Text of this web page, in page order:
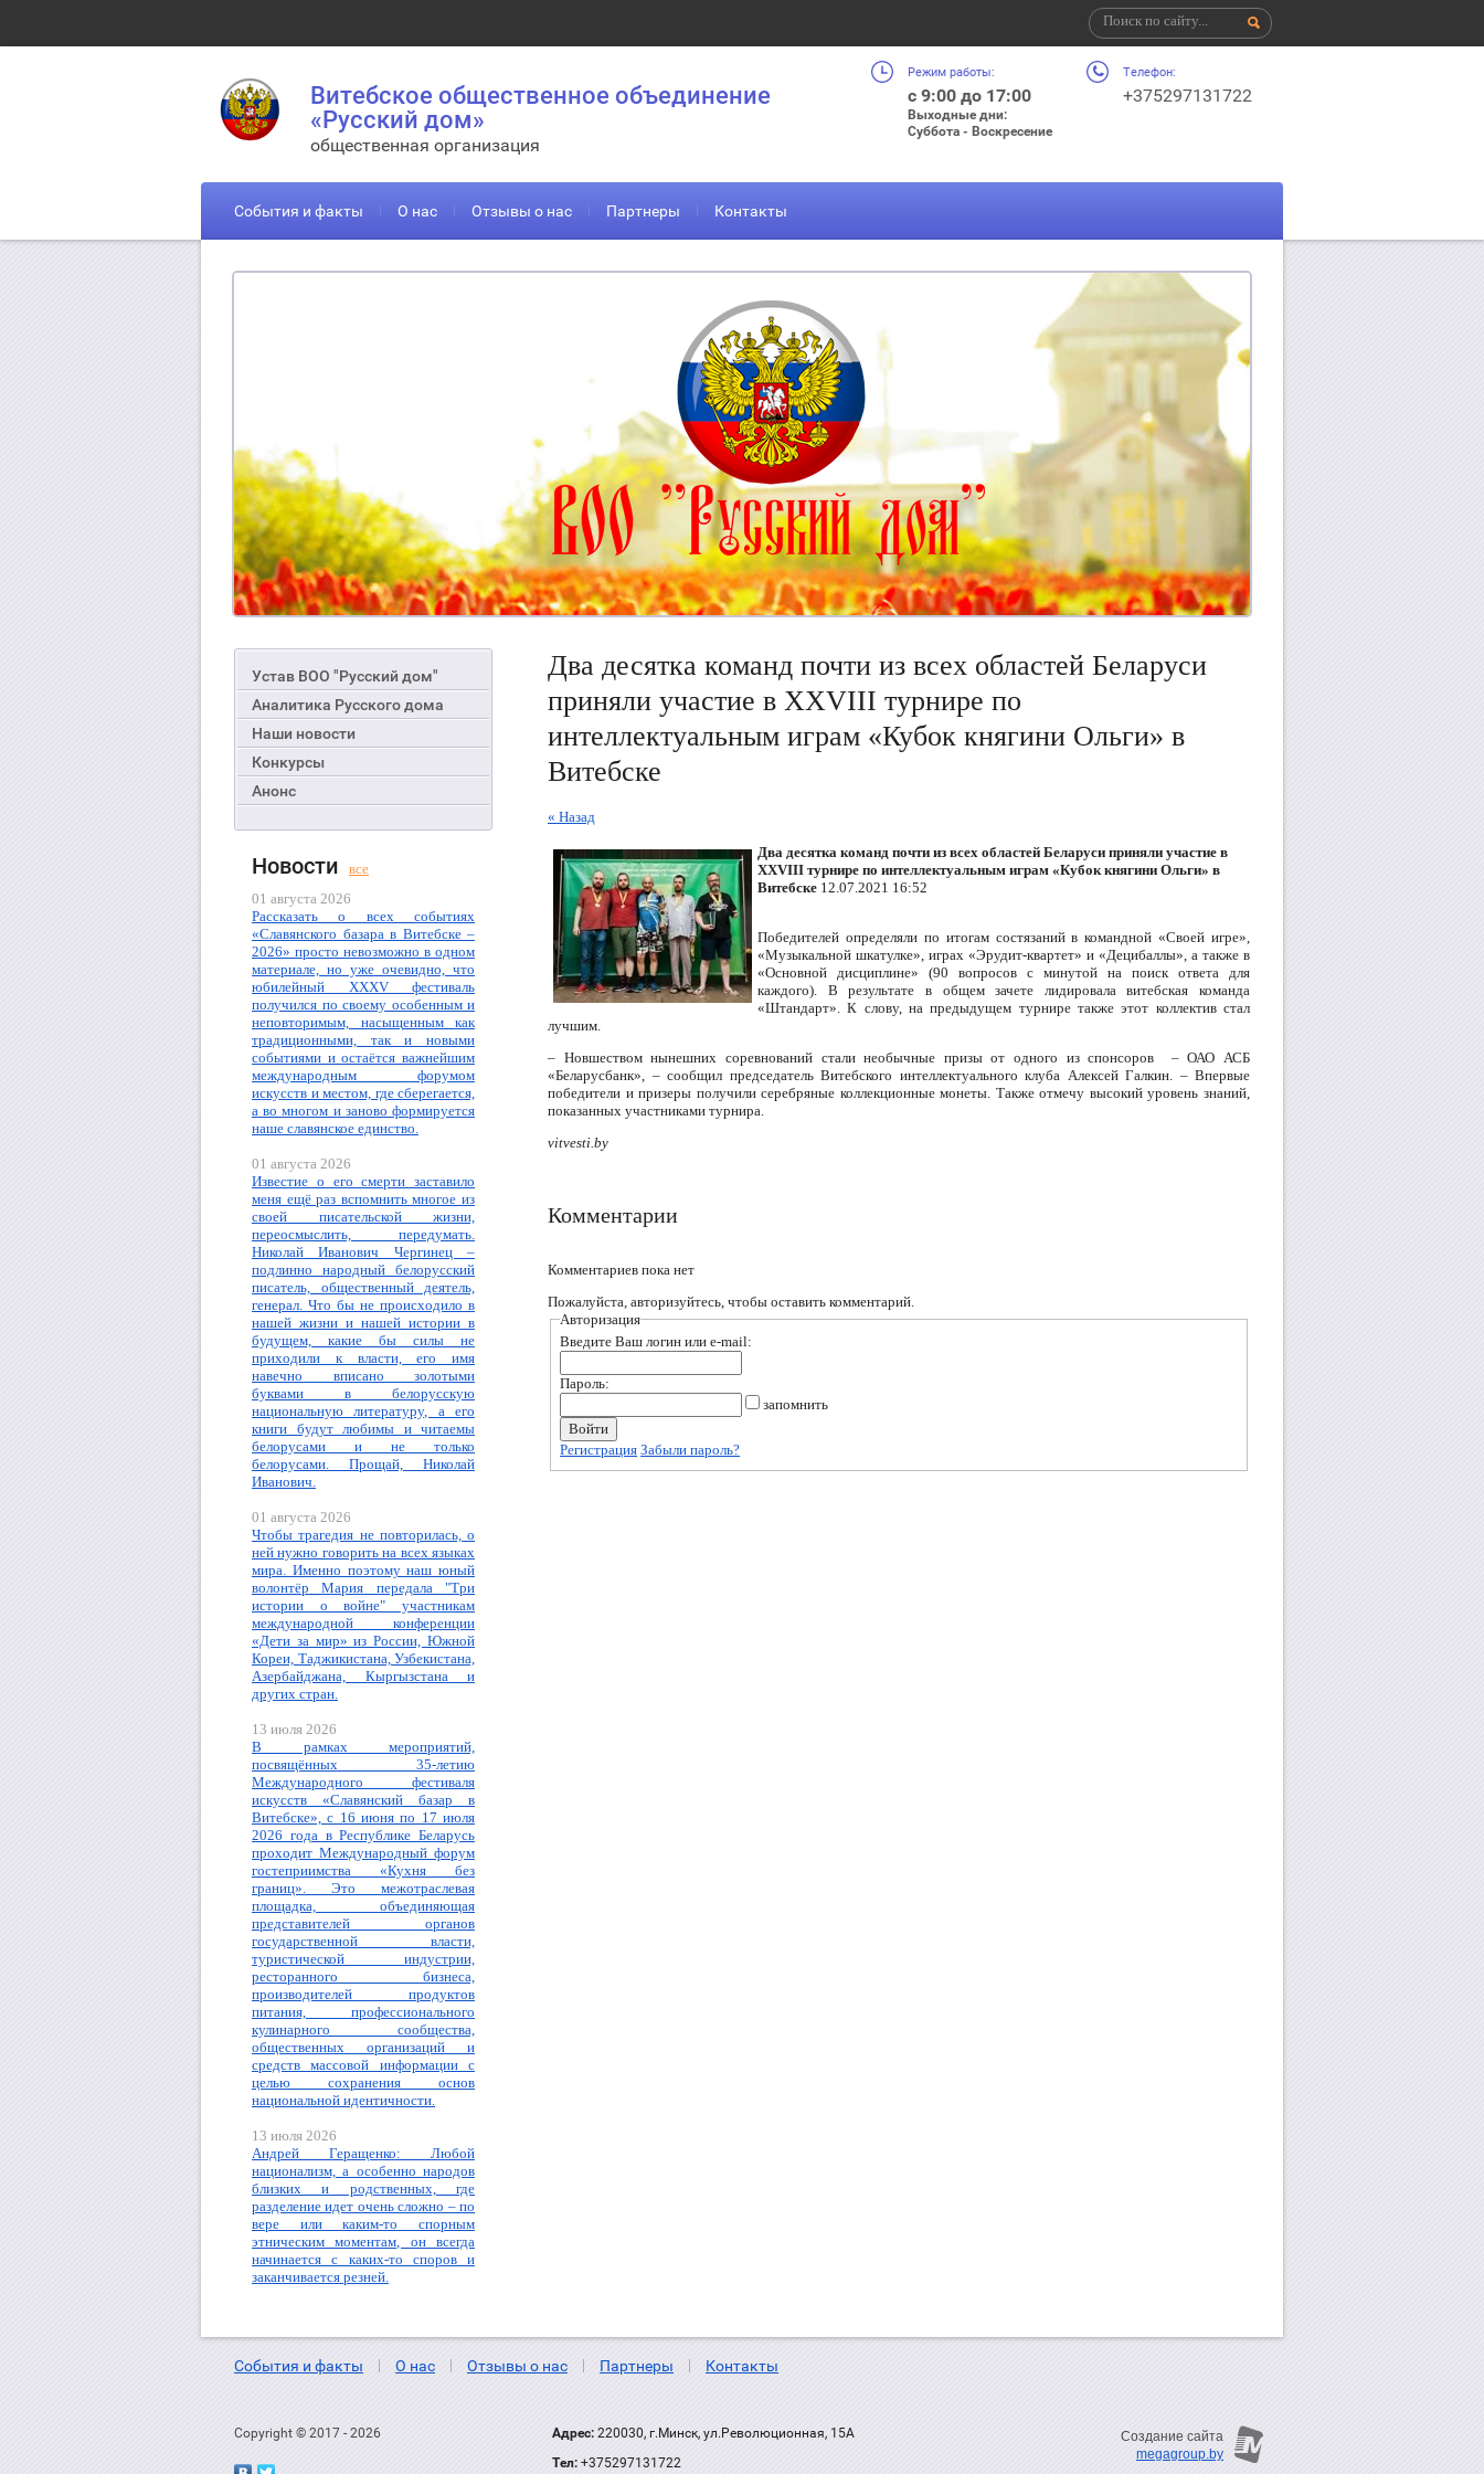
Витебское общественное объединение
«Русский дом»
общественная организация
Телефон:
+375297131722
Режим работы:
с 9:00 до 17:00
Выходные дни:
Суббота - Воскресение
События и факты О нас Отзывы о нас Партнеры Контакты
Устав ВОО "Русский дом"
Аналитика Русского дома
Наши новости
Конкурсы
Анонс
Новости
все
01 августа 2026
Рассказать о всех событиях
«Славянского базара в Витебске –
2026» просто невозможно в одном
материале, но уже очевидно, что
юбилейный XXXV фестиваль
получился по своему особенным и
неповторимым, насыщенным как
традиционными, так и новыми
событиями и остаётся важнейшим
международным форумом
искусств и местом, где сберегается,
а во многом и заново формируется
наше славянское единство.
01 августа 2026
Известие о его смерти заставило
меня ещё раз вспомнить многое из
своей писательской жизни,
переосмыслить, передумать.
Николай Иванович Чергинец –
подлинно народный белорусский
писатель, общественный деятель,
генерал. Что бы не происходило в
нашей жизни и нашей истории в
будущем, какие бы силы не
приходили к власти, его имя
навечно вписано золотыми
буквами в белорусскую
национальную литературу, а его
книги будут любимы и читаемы
белорусами и не только
белорусами. Прощай, Николай
Иванович.
01 августа 2026
Чтобы трагедия не повторилась, о
ней нужно говорить на всех языках
мира. Именно поэтому наш юный
волонтёр Мария передала "Три
истории о войне" участникам
международной конференции
«Дети за мир» из России, Южной
Кореи, Таджикистана, Узбекистана,
Азербайджана, Кыргызстана и
других стран.
13 июля 2026
В рамках мероприятий,
посвящённых 35-летию
Международного фестиваля
искусств «Славянский базар в
Витебске», с 16 июня по 17 июля
2026 года в Республике Беларусь
проходит Международный форум
гостеприимства «Кухня без
границ». Это межотраслевая
площадка, объединяющая
представителей органов
государственной власти,
туристической индустрии,
ресторанного бизнеса,
производителей продуктов
питания, профессионального
кулинарного сообщества,
общественных организаций и
средств массовой информации с
целью сохранения основ
национальной идентичности.
13 июля 2026
Андрей Геращенко: Любой
национализм, а особенно народов
близких и родственных, где
разделение идет очень сложно – по
вере или каким-то спорным
этническим моментам, он всегда
начинается с каких-то споров и
заканчивается резней.
Два десятка команд почти из всех областей Беларуси
приняли участие в XXVIII турнире по
интеллектуальным играм «Кубок княгини Ольги» в
Витебске
« Назад
Два десятка команд почти из всех областей Беларуси приняли участие в
XXVIII турнире по интеллектуальным играм «Кубок княгини Ольги» в
Витебске 12.07.2021 16:52
Победителей определяли по итогам состязаний в командной «Своей игре»,
«Музыкальной шкатулке», играх «Эрудит-квартет» и «Децибаллы», а также в
«Основной дисциплине» (90 вопросов с минутой на поиск ответа для
каждого). В результате в общем зачете лидировала витебская команда
«Штандарт». К слову, на предыдущем турнире также этот коллектив стал
лучшим.
– Новшеством нынешних соревнований стали необычные призы от одного из спонсоров – ОАО АСБ
«Беларусбанк», – сообщил председатель Витебского интеллектуального клуба Алексей Галкин. – Впервые
победители и призеры получили серебряные коллекционные монеты. Также отмечу высокий уровень знаний,
показанных участниками турнира.
vitvesti.by
Комментарии
Комментариев пока нет
Пожалуйста, авторизуйтесь, чтобы оставить комментарий.
Авторизация
Введите Ваш логин или e-mail:
Пароль:
запомнить
Регистрация Забыли пароль?
События и факты О нас Отзывы о нас Партнеры Контакты
Copyright © 2017 - 2026
Создание сайта
megagroup.by
Адрес: 220030, г.Минск, ул.Революционная, 15А
Тел: +375297131722